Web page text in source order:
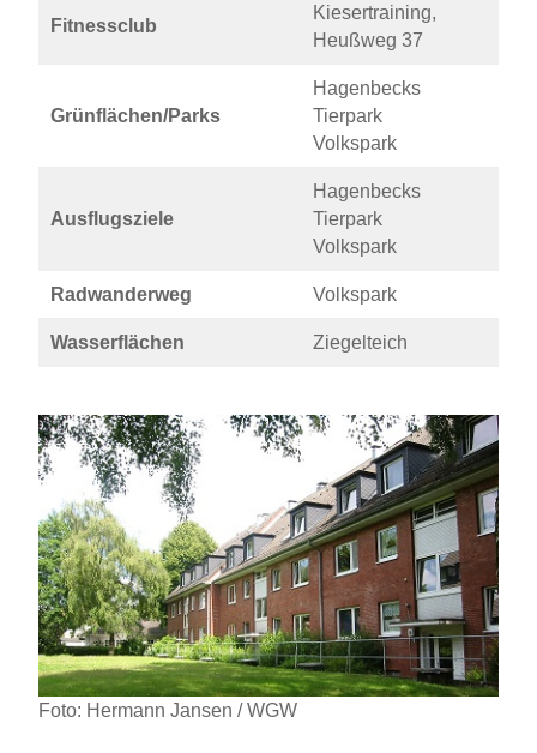
Fitnessclub
Kiesertraining,
Heußweg 37
Grünflächen/Parks
Hagenbecks
Tierpark
Volkspark
Ausflugsziele
Hagenbecks
Tierpark
Volkspark
Radwanderweg Volkspark
Wasserflächen Ziegelteich
Foto: Hermann Jansen / WGW